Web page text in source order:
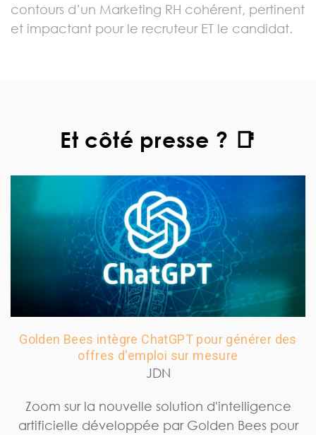
contours d’un Marketing RH cohérent, pertinent
et impactant pour le recruteur ET le candidat.
Et côté presse ? 📑
Golden Bees intègre ChatGPT pour générer des
offres d'emploi sur mesure
JDN
Zoom sur la nouvelle solution d'intelligence
artificielle développée par Golden Bees pour